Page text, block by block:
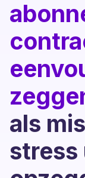
als
stress